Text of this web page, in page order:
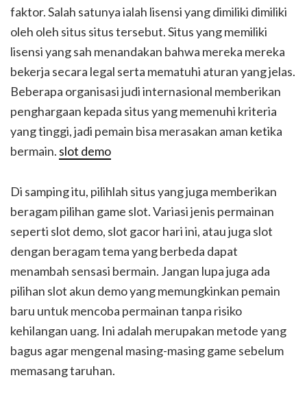
faktor. Salah satunya ialah lisensi yang dimiliki dimiliki
oleh oleh situs situs tersebut. Situs yang memiliki
lisensi yang sah menandakan bahwa mereka mereka
bekerja secara legal serta mematuhi aturan yang jelas.
Beberapa organisasi judi internasional memberikan
penghargaan kepada situs yang memenuhi kriteria
yang tinggi, jadi pemain bisa merasakan aman ketika
bermain. slot demo
Di samping itu, pilihlah situs yang juga memberikan
beragam pilihan game slot. Variasi jenis permainan
seperti slot demo, slot gacor hari ini, atau juga slot
dengan beragam tema yang berbeda dapat
menambah sensasi bermain. Jangan lupa juga ada
pilihan slot akun demo yang memungkinkan pemain
baru untuk mencoba permainan tanpa risiko
kehilangan uang. Ini adalah merupakan metode yang
bagus agar mengenal masing-masing game sebelum
memasang taruhan.